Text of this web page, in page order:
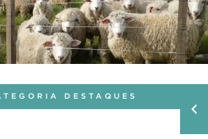
DESTAQUES